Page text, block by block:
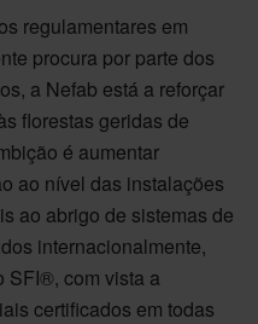
regulamentares em
procura por parte dos
a Nefab está a reforçar
florestas geridas de
é aumentar
ao nível das instalações
ao abrigo de sistemas de
internacionalmente,
SFI®, com vista a
certificados em todas